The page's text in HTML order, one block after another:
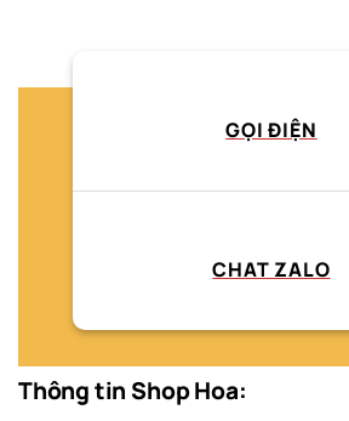
GỌI ĐIỆN
CHAT ZALO
Thông tin Shop Hoa: